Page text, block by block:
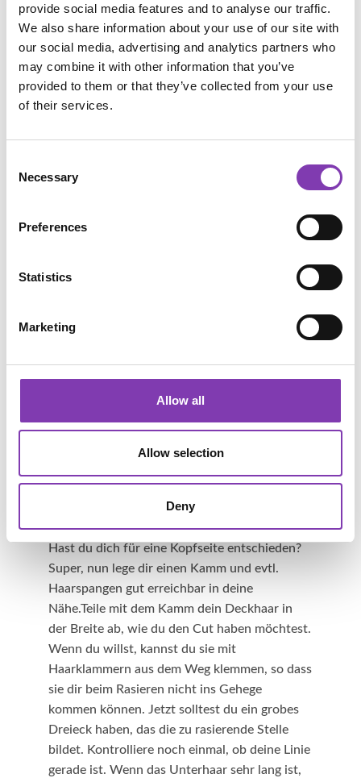
provide social media features and to analyse our traffic.
We also share information about your use of our site with
our social media, advertising and analytics partners who
may combine it with other information that you’ve
provided to them or that they’ve collected from your use
of their services.
Selection
Necessary
Preferences
Statistics
Marketing
Allow all
Allow selection
Deny
Irokesenschnitt?
Ein Iro ist die klassische Punk Frisur. Am
einfachsten ist es, wenn du dich von den
Seiten nacheinander zur Mitte hinarbeitest.
Teile dir optisch deinen Kopf auf. Am besten
ziehst du mit einem Kamm erst auf der einen
die andere Seite. Optimal wäre es, wenn du
gerade keine Person zur Hilfe haben und keine
einem Handspiegel heran tasten.
sehr lang sind, kannst du sie am besten vorher
exakt der gleichen Höhe ziehen und danach
wieder den unteren Teil der Haare abrasieren.
Wie schneide ich einen Sidecut oder
Undercut?
Hast du dich für eine Kopfseite entschieden?
Super, nun lege dir einen Kamm und evtl.
Haarspangen gut erreichbar in deine
Nähe.Teile mit dem Kamm dein Deckhaar in
der Breite ab, wie du den Cut haben möchtest.
Wenn du willst, kannst du sie mit
Haarklammern aus dem Weg klemmen, so dass
sie dir beim Rasieren nicht ins Gehege
kommen können. Jetzt solltest du ein grobes
Dreieck haben, das die zu rasierende Stelle
bildet. Kontrolliere noch einmal, ob deine Linie
gerade ist. Wenn das Unterhaar sehr lang ist,